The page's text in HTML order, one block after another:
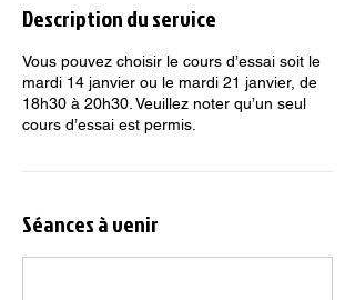
Description du service
Vous pouvez choisir le cours d’essai soit le
mardi 14 janvier ou le mardi 21 janvier, de
18h30 à 20h30. Veuillez noter qu’un seul
cours d’essai est permis.
Séances à venir